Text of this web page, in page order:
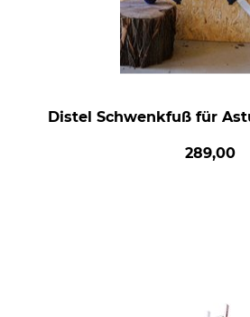
Distel Schwenkfuß für
289,00